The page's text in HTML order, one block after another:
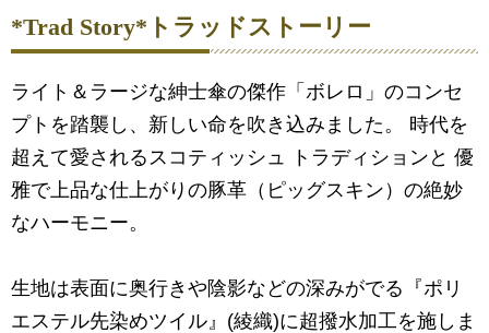
*Trad Story*トラッドストーリー
ライト＆ラージな紳士傘の傑作「ボレロ」のコンセ
プトを踏襲し、新しい命を吹き込みました。 時代を
超えて愛されるスコティッシュ トラディションと 優
雅で上品な仕上がりの豚革（ピッグスキン）の絶妙
なハーモニー。
生地は表面に奥行きや陰影などの深みがでる『ポリ
エステル先染めツイル』(綾織)に超撥水加工を施しま